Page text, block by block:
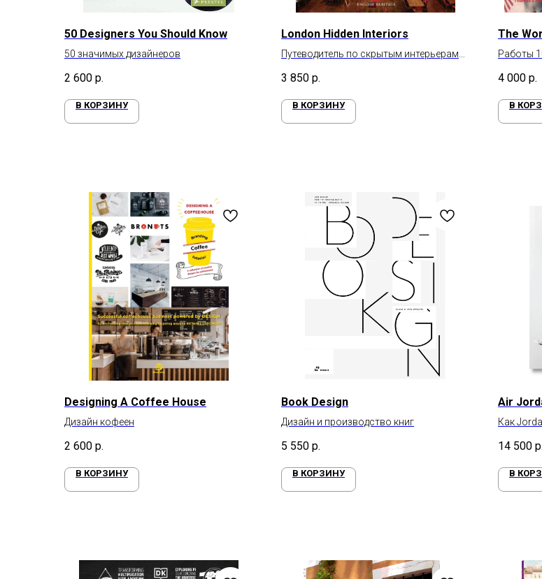
50 Designers You Should Know
50 значимых дизайнеров
2 600 р.
В КОРЗИНУ
London Hidden Interiors
Путеводитель по скрытым интерьерам
3 850 р.
В КОРЗИНУ
The
Работы
4 000 р.
В
Designing A Coffee House
Дизайн кофеен
2 600 р.
В КОРЗИНУ
Book Design
Дизайн и производство книг
5 550 р.
В КОРЗИНУ
Air
Как
14 500 р.
В